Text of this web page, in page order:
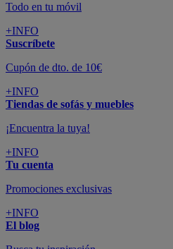
Todo en tu móvil
+INFO
Suscríbete
Cupón de dto. de 10€
+INFO
Tiendas de sofás y muebles
¡Encuentra la tuya!
+INFO
Tu cuenta
Promociones exclusivas
+INFO
El blog